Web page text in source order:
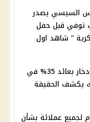
السيسي يصدر
توفي قبل حفل
" شاهد اول
هل تم طرح شهادات ادخار بعائد 35% في
يكشف الحقيقة
لجميع عملائة بشأن